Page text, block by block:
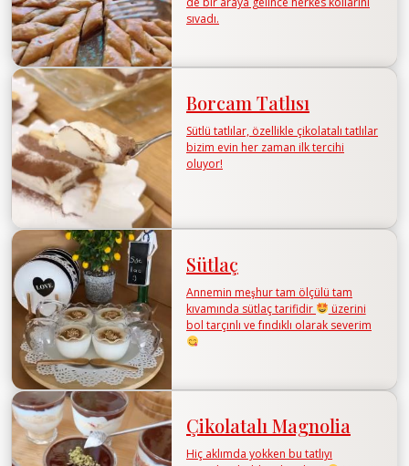
sıvadı.
Borcam Tatlısı
Sütlü tatlılar, özellikle çikolatalı tatlılar
bizim evin her zaman ilk tercihi
oluyor!
Sütlaç
Annemin meşhur tam ölçülü tam
kıvamında sütlaç tarifidir
üzerini
bol tarçınlı ve fındıklı olarak severim
Çikolatalı Magnolia
Hiç aklımda yokken bu tatlıyı